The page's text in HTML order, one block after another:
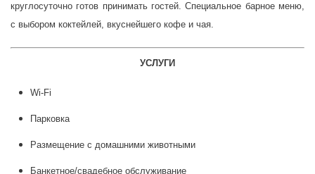
круглосуточно готов принимать гостей. Специальное барное меню,
с выбором коктейлей, вкуснейшего кофе и чая.
УСЛУГИ
Wi-Fi
Парковка
Размещение с домашними животными
Банкетное/свадебное обслуживание